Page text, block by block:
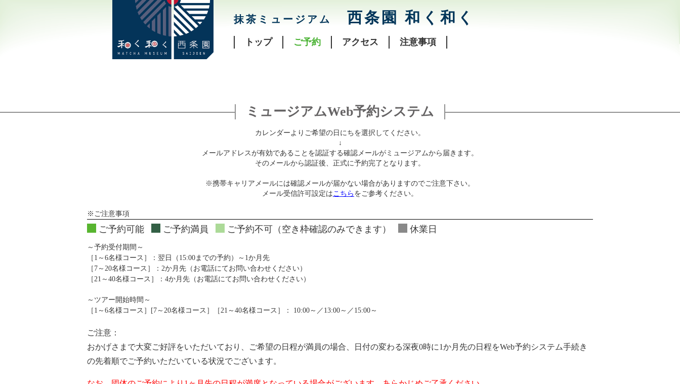
抹茶ミュージアム 西条園 和く和く
トップ ご予約 アクセス 注意事項
ミュージアムWeb予約システム
カレンダーよりご希望の日にちを選択してください。
↓
メールアドレスが有効であることを認証する確認メールがミュージアムから届きます。
そのメールから認証後、正式に予約完了となります。
※携帯キャリアメールには確認メールが届かない場合がありますのでご注意下さい。
メール受信許可設定はこちら をご参考ください。
※ご注意事項
ご予約可能 ご予約満員 ご予約不可（空き枠確認のみできます） 休業日
～予約受付期間～
［1～6名様コース］：翌日（15:00までの予約）～1か月先
［7～20名様コース］：2か月先（お電話にてお問い合わせください）
［21～40名様コース］：4か月先（お電話にてお問い合わせください）
～ツアー開始時間～
［1～6名様コース］[7～20名様コース］［21～40名様コース］： 10:00～／13:00～／15:00～
ご注意：
おかげさまで大変ご好評をいただいており、ご希望の日程が満員の場合、日付の変わる深夜0時に1か月先の日程をWeb予約システム手続き
の先着順でご予約いただいている状況でございます。